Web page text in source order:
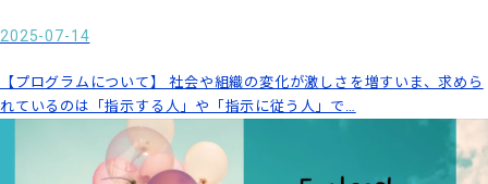
2025-07-14
【プログラムについて】 社会や組織の変化が激しさを増すいま、求めら
れているのは「指示する人」や「指示に従う人」で…